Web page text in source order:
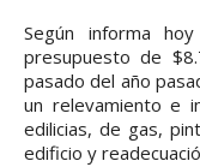
Según informa
presupuesto de
pasado del año
un relevamiento e
edilicias, de gas,
edificio y